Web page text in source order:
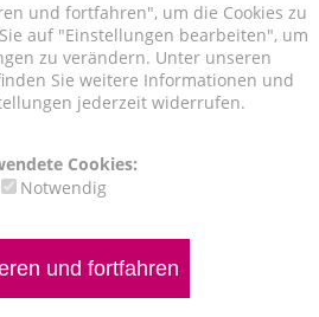
und fortfahren", um die Cookies zu
auf "Einstellungen bearbeiten", um
zu verändern. Unter unseren
Sie weitere Informationen und
jederzeit widerrufen.
Cookies:
Notwendig
und fortfahren